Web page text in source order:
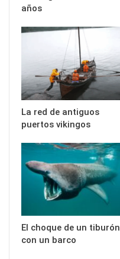
años
La red de antiguos
puertos vikingos
El choque de un tiburón
con un barco